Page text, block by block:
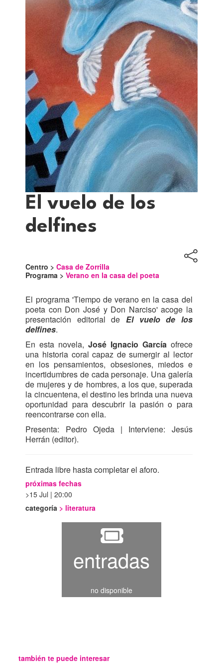
El vuelo de los
delfines
Centro >Casa de Zorrilla
Programa >Verano en la casa del poeta
categoría > literatura
entradas
no disponible
próximas fechas
15 Jul | 20:00
El programa 'Tiempo de verano en la casa del
poeta con Don José y Don Narciso' acoge la
presentación editorial de El vuelo de los
delfines.
En esta novela, José Ignacio García ofrece
una historia coral capaz de sumergir al lector
en los pensamientos, obsesiones, miedos e
incertidumbres de cada personaje. Una galería
de mujeres y de hombres, a los que, superada
la cincuentena, el destino les brinda una nueva
oportunidad para descubrir la pasión o para
reencontrarse con ella.
Presenta: Pedro Ojeda | Interviene: Jesús
Herrán (editor).
Entrada libre hasta completar el aforo.
también te puede interesar